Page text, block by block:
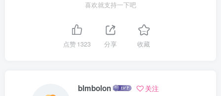
喜欢就支持一下吧
点赞1323 分享 收藏
blmbolon 关注